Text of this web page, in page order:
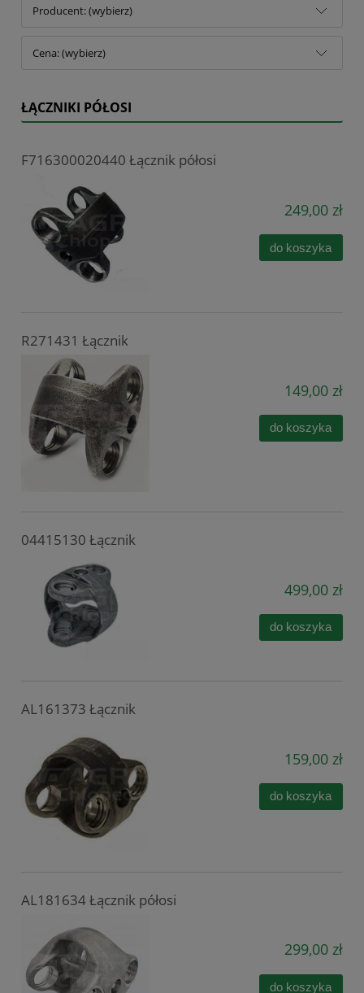
Producent: (wybierz)
Cena: (wybierz)
ŁĄCZNIKI PÓŁOSI
F716300020440 Łącznik półosi
249,00 zł
do koszyka
R271431 Łącznik
149,00 zł
do koszyka
04415130 Łącznik
499,00 zł
do koszyka
AL161373 Łącznik
159,00 zł
do koszyka
AL181634 Łącznik półosi
299,00 zł
do koszyka